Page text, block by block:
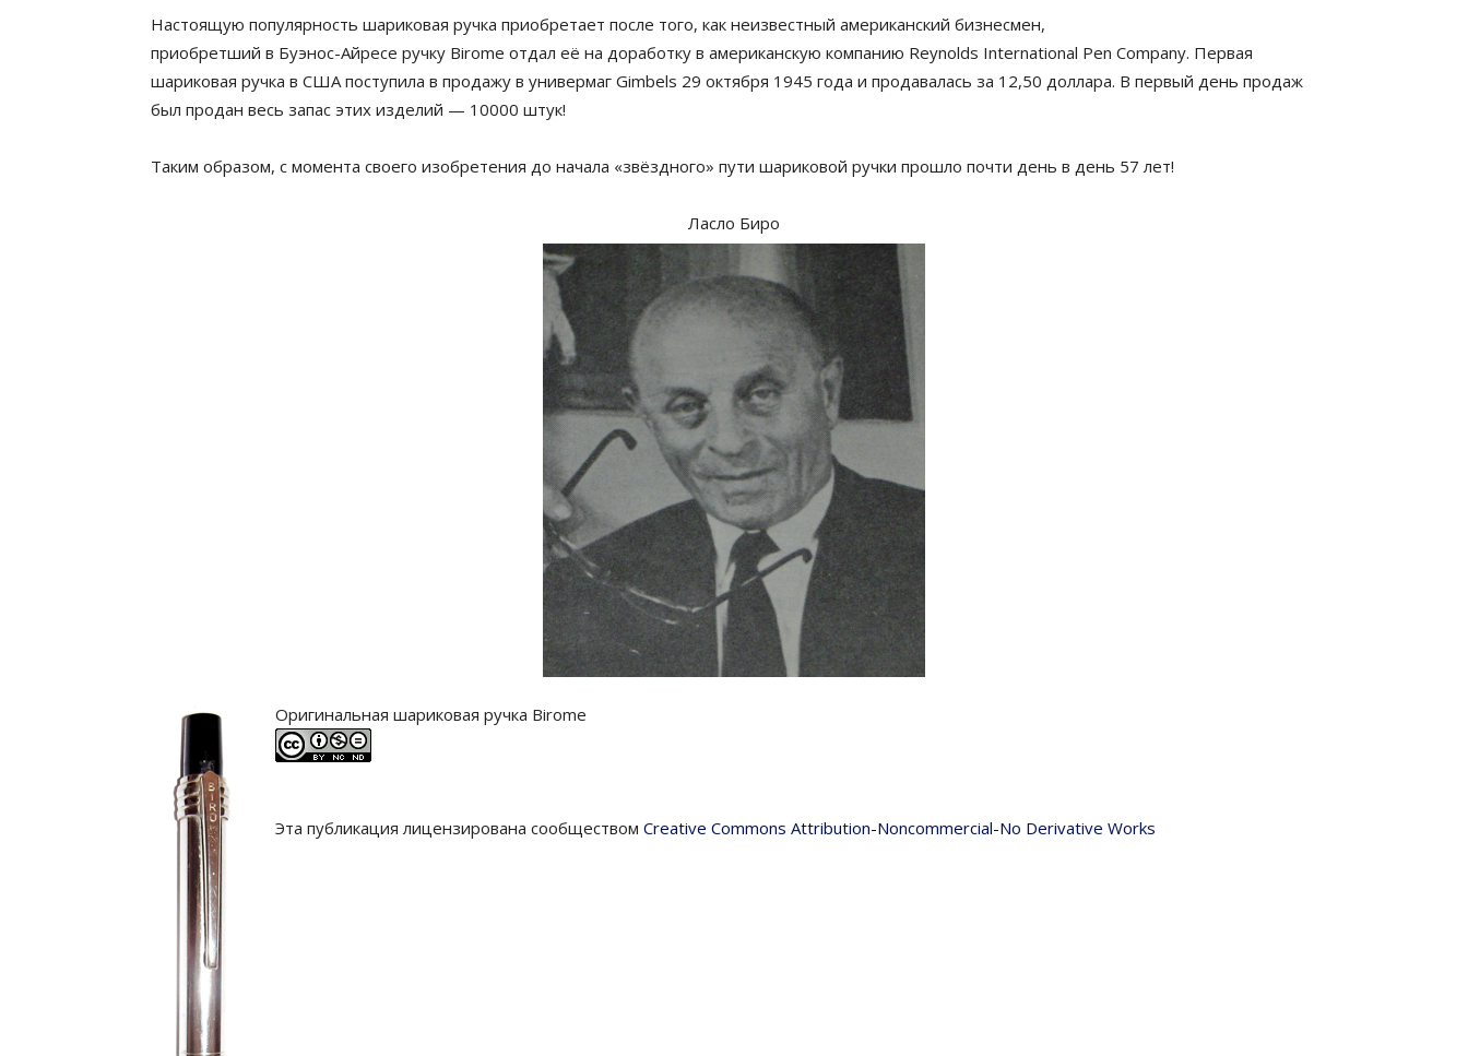
Настоящую популярность шариковая ручка приобретает после того, как неизвестный американский бизнесмен,
приобретший в Буэнос-Айресе ручку Birome отдал её на доработку в американскую компанию Reynolds International Pen Company. Первая
шариковая ручка в США поступила в продажу в универмаг Gimbels 29 октября 1945 года и продавалась за 12,50 доллара. В первый день продаж
был продан весь запас этих изделий — 10000 штук!
Таким образом, с момента своего изобретения до начала «звёздного» пути шариковой ручки прошло почти день в день 57 лет!
Ласло Биро
Оригинальная шариковая ручка Birome
Эта публикация лицензирована сообществом Creative Commons Attribution-Noncommercial-No Derivative Works